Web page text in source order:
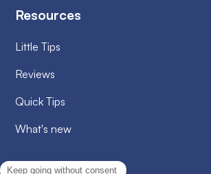
Resources
Little Tips
Reviews
Quick Tips
What's new